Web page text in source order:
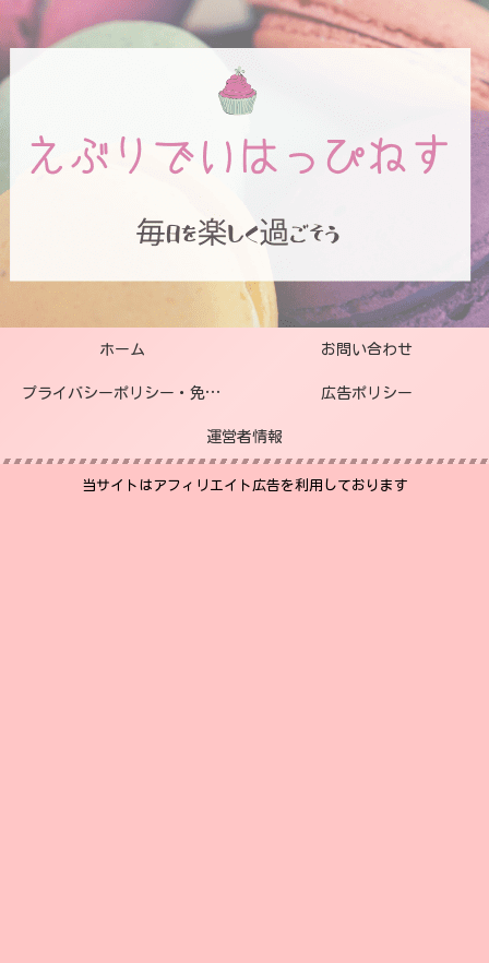
ホーム お問い合わせ
プライバシーポリシー・免責事項 広告ポリシー
運営者情報
当サイトはアフィリエイト広告を利用しております